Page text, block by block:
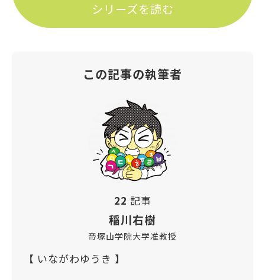
シリーズを読む
この記事の執筆者
22 記事
稲川右樹
帝塚山学院大学准教授
【 いながわゆうき 】